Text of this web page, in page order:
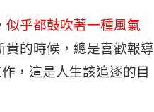
似乎都鼓吹著一種風氣
貴的時候，總是喜歡報導
，這是人生該追逐的目